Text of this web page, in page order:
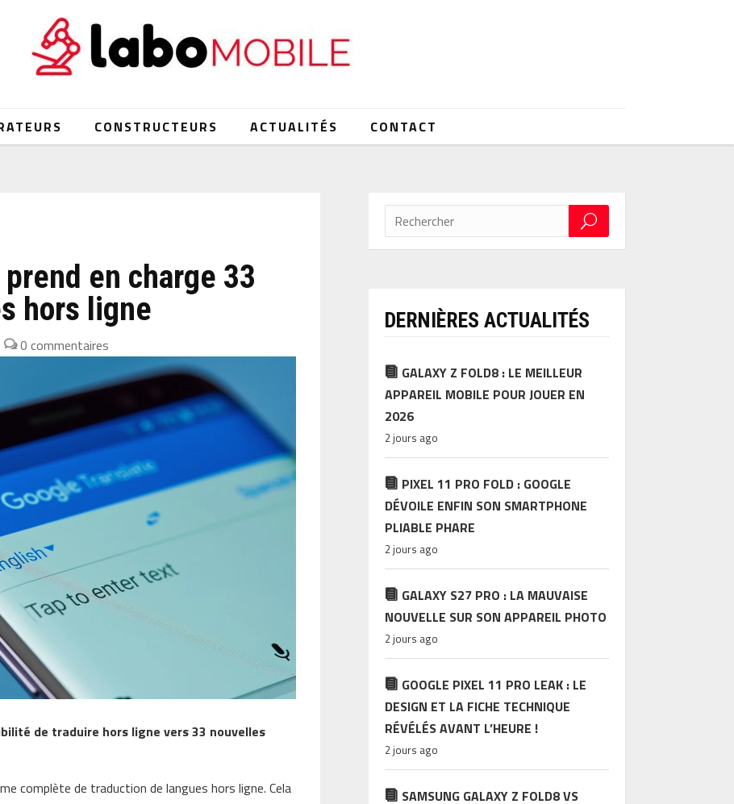
CONSTRUCTEURS ACTUALITÉS CONTACT
en charge 33
hors ligne
0 commentaires
de traduire hors ligne vers 33 nouvelles
complète de traduction de langues hors ligne. Cela
DERNIÈRES ACTUALITÉS
GALAXY Z FOLD8 : LE MEILLEUR
APPAREIL MOBILE POUR JOUER EN
2026
2 jours ago
PIXEL 11 PRO FOLD : GOOGLE
DÉVOILE ENFIN SON SMARTPHONE
PLIABLE PHARE
2 jours ago
GALAXY S27 PRO : LA MAUVAISE
NOUVELLE SUR SON APPAREIL PHOTO
2 jours ago
GOOGLE PIXEL 11 PRO LEAK : LE
DESIGN ET LA FICHE TECHNIQUE
RÉVÉLÉS AVANT L’HEURE !
2 jours ago
SAMSUNG GALAXY Z FOLD8 VS